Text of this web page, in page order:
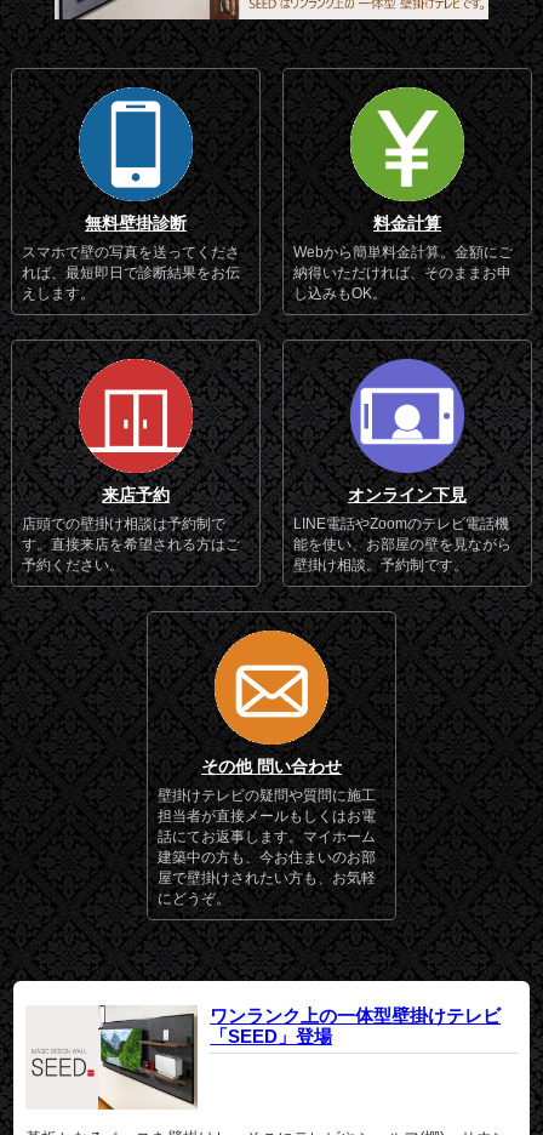
無料壁掛診断
スマホで壁の写真を送ってくださ
れば、最短即日で診断結果をお伝
えします。
料金計算
Webから簡単料金計算。金額にご
納得いただければ、そのままお申
し込みもOK。
来店予約
店頭での壁掛け相談は予約制で
す。直接来店を希望される方はご
予約ください。
オンライン下見
LINE電話やZoomのテレビ電話機
能を使い、お部屋の壁を見ながら
壁掛け相談。予約制です。
その他 問い合わせ
壁掛けテレビの疑問や質問に施工
担当者が直接メールもしくはお電
話にてお返事します。マイホーム
建築中の方も、今お住まいのお部
屋で壁掛けされたい方も、お気軽
にどうぞ。
ワンランク上の一体型壁掛けテレビ
「SEED」登場